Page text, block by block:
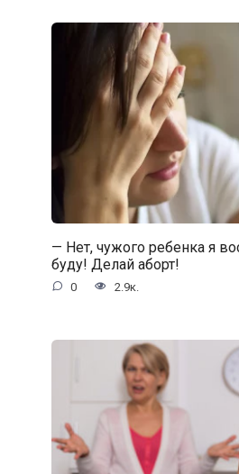
— Нет, чужого ребенка я
буду! Делай аборт!
0 2.9к.